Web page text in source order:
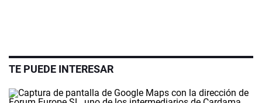
TE PUEDE INTERESAR